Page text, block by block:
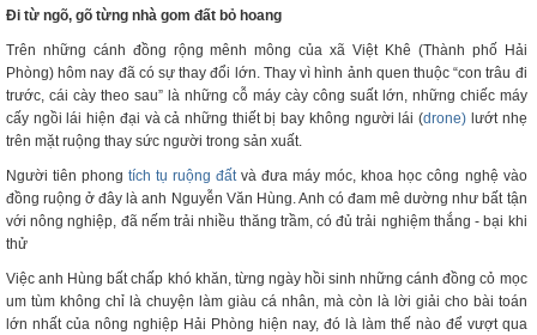
Đi từ ngõ, gõ từng nhà gom đất bỏ hoang
Trên những cánh đồng rộng mênh mông của xã Việt Khê (Thành phố Hải
Phòng) hôm nay đã có sự thay đổi lớn. Thay vì hình ảnh quen thuộc “con trâu đi
trước, cái cày theo sau” là những cỗ máy cày công suất lớn, những chiếc máy
cấy ngồi lái hiện đại và cả những thiết bị bay không người lái (drone) lướt nhẹ
trên mặt ruộng thay sức người trong sản xuất.
Người tiên phongtích tụ ruộng đấtvà đưa máy móc, khoa học công nghệ vào
đồng ruộng ở đây là anh Nguyễn Văn Hùng. Anh có đam mê dường như bất tận
với nông nghiệp, đã nếm trải nhiều thăng trầm, có đủ trải nghiệm thắng - bại khi
thử
Việc anh Hùng bất chấp khó khăn, từng ngày hồi sinh những cánh đồng cỏ mọc
um tùm không chỉ là chuyện làm giàu cá nhân, mà còn là lời giải cho bài toán
lớn nhất của nông nghiệp Hải Phòng hiện nay, đó là làm thế nào để vượt qua